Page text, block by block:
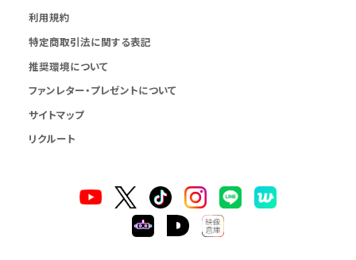
利用規約
特定商取引法に関する表記
推奨環境について
ファンレター・プレゼントについて
サイトマップ
リクルート